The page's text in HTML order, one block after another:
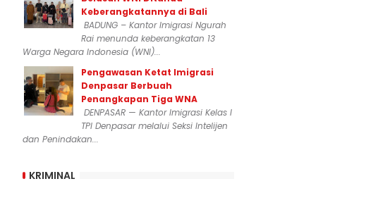
Keberangkatannya di Bali
BADUNG – Kantor Imigrasi Ngurah
Rai menunda keberangkatan 13
Warga Negara Indonesia (WNI)...
Pengawasan Ketat Imigrasi
Denpasar Berbuah
Penangkapan Tiga WNA
DENPASAR — Kantor Imigrasi Kelas I
TPI Denpasar melalui Seksi Intelijen
dan Penindakan...
KRIMINAL